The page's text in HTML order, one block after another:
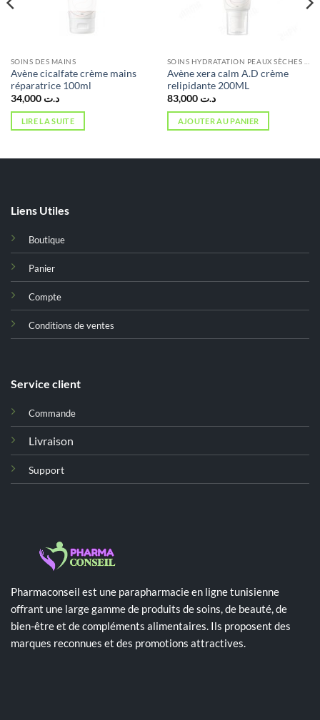
SOINS DES MAINS
Avène cicalfate crème mains
réparatrice 100ml
د.ت 34,000
LIRE LA SUITE
Avène xera calm A.D crème
relipidante 200ML
د.ت 83,000
AJOUTER AU PANIER
Liens Utiles
Boutique
Panier
Compte
Conditions de ventes
Service client
Commande
Livraison
Support
Pharmaconseil est une parapharmacie en ligne tunisienne
offrant une large gamme de produits de soins, de beauté, de
bien-être et de compléments alimentaires. Ils proposent des
marques reconnues et des promotions attractives.